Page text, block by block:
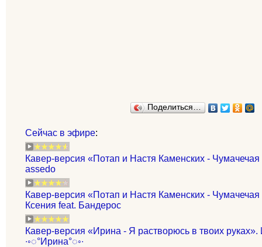
Поделиться…
Сейчас в эфире:
Кавер-версия «Потап и Настя Каменских -
assedo
Кавер-версия «Потап и Настя Каменских -
Ксения feat. Бандерос
Кавер-версия «Ирина - Я растворюсь в твоих руках».
∙◦◌°Ирина°◌◦∙